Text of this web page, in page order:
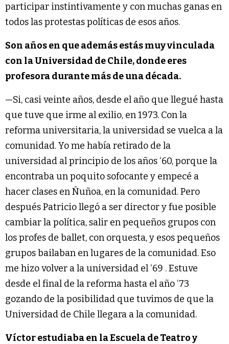
participar instintivamente y con muchas ganas en
todos las protestas políticas de esos años.
Son años en que además estás muy vinculada
con la Universidad de Chile, donde eres
profesora durante más de una década.
—Si, casi veinte años, desde el año que llegué hasta
que tuve que irme al exilio, en 1973. Con la
reforma universitaria, la universidad se vuelca a la
comunidad. Yo me había retirado de la
universidad al principio de los años ‘60, porque la
encontraba un poquito sofocante y empecé a
hacer clases en Ñuñoa, en la comunidad. Pero
después Patricio llegó a ser director y fue posible
cambiar la política, salir en pequeños grupos con
los profes de ballet, con orquesta, y esos pequeños
grupos bailaban en lugares de la comunidad. Eso
me hizo volver a la universidad el ‘69 . Estuve
desde el final de la reforma hasta el año ‘73
gozando de la posibilidad que tuvimos de que la
Universidad de Chile llegara a la comunidad.
Víctor estudiaba en la Escuela de Teatro y